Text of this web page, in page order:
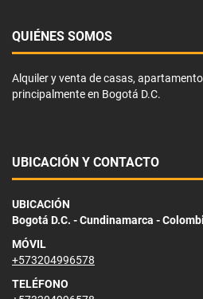
QUIÉNES SOMOS
Alquiler y venta de casas,
principalmente en Bogotá D.C.
UBICACIÓN Y CONTACTO
UBICACIÓN
Bogotá D.C. - Cundinamarca -
MÓVIL
+573204996578
TELÉFONO